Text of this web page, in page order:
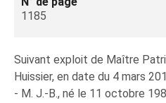
1185
Suivant exploit de Maître
Huissier, en date du 4 mars
- M. J.-B., né le 11 octobre